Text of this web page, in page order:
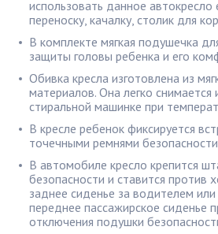
использовать данное
переноску, качалку, столик для
В комплекте мягкая подушечка
защиты головы ребенка и его
Обивка кресла изготовлена из
материалов. Она легко снимается
стиральной машинке при
В кресле ребенок фиксируется
точечными ремнями
В автомобиле кресло крепится
безопасности и ставится против
заднее сиденье за водителем
переднее пассажирское сиденье
отключения подушки